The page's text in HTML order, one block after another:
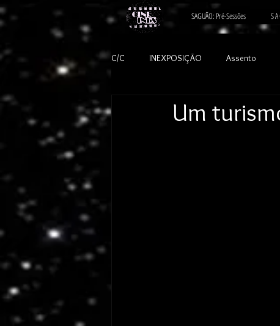
SAGUÃO: Pré-Sessões S A
C/C INEXPOSIÇÃO Assento
Um